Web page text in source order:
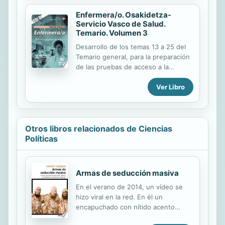
Relatos de...
gestión pública del Estado
colombiano la gobernabilidad sobre
el agua y el saneamiento, buscando
aumentar las coberturas para que el
mayor número de compatriotas
puedan tener acceso al agua potable
y al saneamiento. Será necesario
fortalecer los instrumentos de la
gestión pública del agua para que
estas nobles intenciones se
conviertan...
Enfermera/o. Osakidetza-
Servicio Vasco de Salud.
Temario. Volumen 3
Desarrollo de los temas 13 a 25 del
Temario general, para la preparación
de las pruebas de acceso a la
categoría de Enfermera/o del Grupo
Profesional de Diplomados Sanitarios
con destino en las organizaciones de
servicios sanitarios de Osakidetza-
Servicio Vasco de Salud, según el
Programa Oficial publicado en el
encontrará una valiosa herramienta
contenidos expuestos, en el
volumen de Test del Temario que
complementa la colección de títulos
editados para la preparación a esta...
Ver Libro
Otros libros relacionados de Ciencias
Políticas
Armas de seducción masiva
En el verano de 2014, un vídeo se
hizo viral en la red. En él un
encapuchado con nítido acento